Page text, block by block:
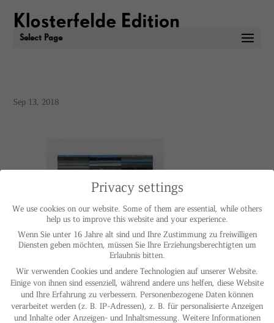
Select Page
Sep 13, 2018
IMPRINT
PRIVACY POLICY
© HELGA MARIA KLOSTERFELDE | ALL RIGHTS RESERVED
Privacy settings
We use cookies on our website. Some of them are essential, while others
help us to improve this website and your experience.
Wenn Sie unter 16 Jahre alt sind und Ihre Zustimmung zu freiwilligen
Diensten geben möchten, müssen Sie Ihre Erziehungsberechtigten um
Erlaubnis bitten.
Wir verwenden Cookies und andere Technologien auf unserer Website.
Einige von ihnen sind essenziell, während andere uns helfen, diese Website
und Ihre Erfahrung zu verbessern. Personenbezogene Daten können
verarbeitet werden (z. B. IP-Adressen), z. B. für personalisierte Anzeigen
und Inhalte oder Anzeigen- und Inhaltsmessung. Weitere Informationen